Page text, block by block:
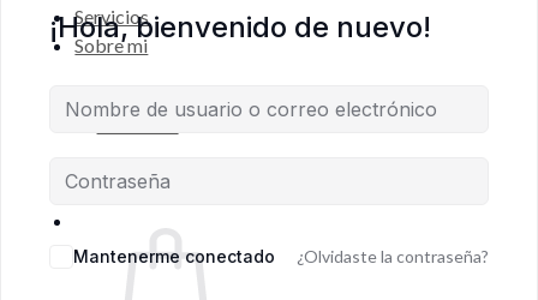
Servicios
Sobre mi
Escritorio
Registro de Estudiante
¡Hola, bienvenido de nuevo!
Mantenerme conectado ¿Olvidaste la contraseña?